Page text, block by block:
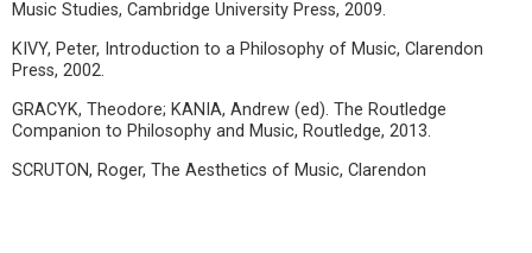
Music Studies, Cambridge University Press, 2009.
KIVY, Peter, Introduction to a Philosophy of Music, Clarendon
Press, 2002.
GRACYK, Theodore; KANIA, Andrew (ed). The Routledge
Companion to Philosophy and Music, Routledge, 2013.
SCRUTON, Roger, The Aesthetics of Music, Clarendon